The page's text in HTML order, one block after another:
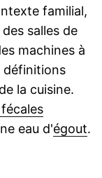
familial,
salles de
machines à
définitions
la cuisine.
eau d'égout.